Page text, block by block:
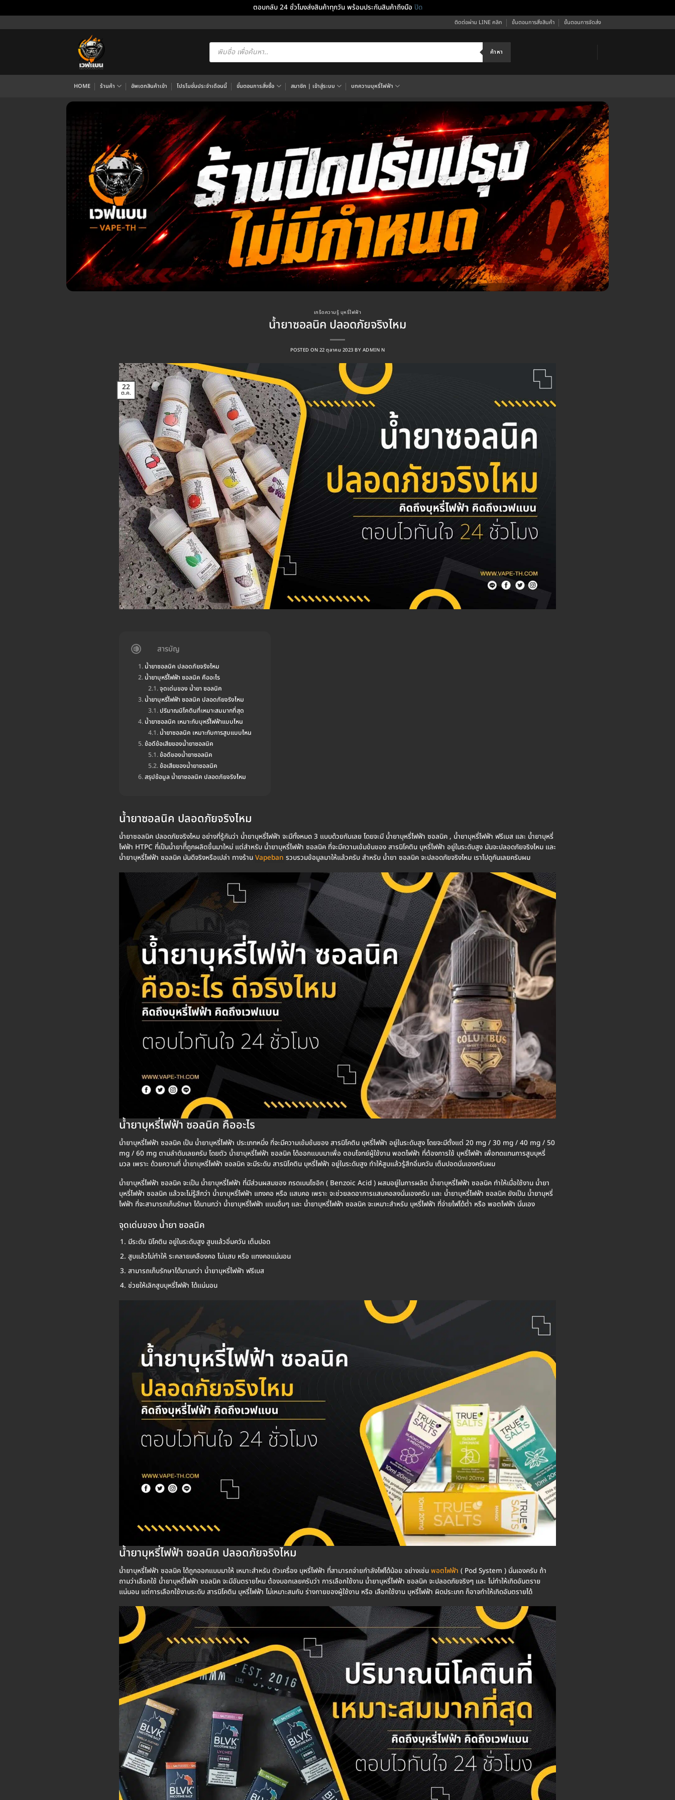
ตอบกลับ 24 ชั่วโมงส่งสินค้าทุกวัน พร้อมประกันสินค้าถึงมือ ปิด
ไป
ติดต่อผ่าน LINE คลิก ขั้นตอนการสั่งสินค้า ขั้นตอนการจัดส่ง
Products
search ค้าหา
HOME ร้านค้า อัพเดทสินค้าเข้า โปรโมชั่นประจำเดือนนี้ ขั้นตอนการสั่งซื้อ สมาชิก | เข้าสู่ระบบ บทความบุหรี่ไฟฟ้า
เกร็ดความรู้ บุหรี่ไฟฟ้า
น้ำยาซอลนิค ปลอดภัยจริงไหม
POSTED ON 22 ตุลาคม 2023 BY ADMIN N
22
ต.ค.
สารบัญ
น้ำยาซอลนิค ปลอดภัยจริงไหม
น้ำยาบุหรี่ไฟฟ้า ซอลนิค คืออะไร
จุดเด่นของ น้ำยา ซอลนิค
น้ำยาบุหรี่ไฟฟ้า ซอลนิค ปลอดภัยจริงไหม
ปริมาณนิโคตินที่เหมาะสมมากที่สุด
น้ำยาซอลนิค เหมาะกับบุหรี่ไฟฟ้าแบบไหน
น้ำยาซอลนิค เหมาะกับการสูบแบบไหน
ข้อดีข้อเสียของน้ำยาซอลนิค
ข้อดีของน้ำยาซอลนิค
ข้อเสียของน้ำยาซอลนิค
สรุปข้อมูล น้ำยาซอลนิค ปลอดภัยจริงไหม
น้ำยาซอลนิค ปลอดภัยจริงไหม
น้ำยาซอลนิค ปลอดภัยจริงไหม อย่างที่รู้กันว่า น้ำยาบุหรี่ไฟฟ้า จะมีทั้งหมด 3 แบบด้วยกันเลย โดยจะมี น้ำยาบุหรี่ไฟฟ้า ซอลนิค , น้ำยาบุหรี่ไฟฟ้า ฟรีเบส และ น้ำยาบุหรี่
ไฟฟ้า HTPC ที่เป็นน้ำยาทีี่ถูกผลิตขึ้นมาใหม่ แต่สำหรับ น้ำยาบุหรี่ไฟฟ้า ซอลนิค ที่จะมีความเข้มข้นของ สารนิโคติน บุหรี่ไฟฟ้า อยู่ในระดับสูง มันจะปลอดภัยจริงไหม และ
น้ำยาบุหรี่ไฟฟ้า ซอลนิค มันดีจริงหรือเปล่า ทางร้าน Vapeban รวบรวมข้อมูลมาให้แล้วครับ สำหรับ น้ำยา ซอลนิค จะปลอดภัยจริงไหม เราไปดูกันเลยครับผม
น้ำยาบุหรี่ไฟฟ้า ซอลนิค คืออะไร
น้ำยาบุหรี่ไฟฟ้า ซอลนิค เป็น น้ำยาบุหรี่ไฟฟ้า ประเภทหนึ่ง ที่จะมีความเข้มข้นของ สารนิโคติน บุหรี่ไฟฟ้า อยู่ในระดับสูง โดยจะมีตั้งแต่ 20 mg / 30 mg / 40 mg / 50
mg / 60 mg ตามลำดับเลยครับ โดยตัว น้ำยาบุหรี่ไฟฟ้า ซอลนิค ได้ออกแบบมาเพื่อ ตอบโจทย์ผู้ใช้งาน พอตไฟฟ้า ที่ต้องการใช้ บุหรี่ไฟฟ้า เพื่อทดแทนการสูบบุหรี่
มวล เพราะ ด้วยความที่ น้ำยาบุหรี่ไฟฟ้า ซอลนิค จะมีระดับ สารนิโคติน บุหรี่ไฟฟ้า อยู่ในระดับสูง ทำให้สูบแล้วรู้สึกอิ่มควัน เต็มปอดนั่นเองครับผม
น้ำยาบุหรี่ไฟฟ้า ซอลนิค จะเป็น น้ำยาบุหรี่ไฟฟ้า ที่มีส่วนผสมของ กรดเบนโซอิก ( Benzoic Acid ) ผสมอยู่ในการผลิต น้ำยาบุหรี่ไฟฟ้า ซอลนิค ทำให้เมื่อใช้งาน น้ำยา
บุหรี่ไฟฟ้า ซอลนิค แล้วจะไม่รู้สึกว่า น้ำยาบุหรี่ไฟฟ้า แทงคอ หรือ แสบคอ เพราะ จะช่วยลดอาการแสบคอลงนั่นเองครับ และ น้ำยาบุหรี่ไฟฟ้า ซอลนิค ยังเป็น น้ำยาบุหรี่
ไฟฟ้า ที่จะสามารถเก็บรักษา ได้นานกว่า น้ำยาบุหรี่ไฟฟ้า แบบอื่นๆ และ น้ำยาบุหรี่ไฟฟ้า ซอลนิค จะเหมาะสำหรับ บุหรี่ไฟฟ้า ที่จ่ายไฟได้ต่ำ หรือ พอตไฟฟ้า นั่นเอง
จุดเด่นของ น้ำยา ซอลนิค
มีระดับ นิโคติน อยู่ในระดับสูง สูบแล้วอิ่มควัน เต็มปอด
สูบแล้วไม่ทำให้ ระคลายเคลืองคอ ไม่แสบ หรือ แทงคอแน่นอน
สามารถเก็บรักษาได้นานกว่า น้ำยาบุหรี่ไฟฟ้า ฟรีเบส
ช่วยให้เลิกสูบบุหรี่ไฟฟ้า ได้แน่นอน
น้ำยาบุหรี่ไฟฟ้า ซอลนิค ปลอดภัยจริงไหม
น้ำยาบุหรี่ไฟฟ้า ซอลนิค ได้ถูกออกแบบมาให้ เหมาะสำหรับ ตัวเครื่อง บุหรี่ไฟฟ้า ที่สามารถจ่ายกำลังไฟได้น้อย อย่างเช่น พอตไฟฟ้า ( Pod System ) นั่นเองครับ ถ้า
ถามว่าเลือกใช้ น้ำยาบุหรี่ไฟฟ้า ซอลนิค จะมีอันตรายไหม ต้องบอกเลยครับว่า การเลือกใช้งาน น้ำยาบุหรี่ไฟฟ้า ซอลนิค จะปลอดภัยจริงๆ และ ไม่ทำให้เกิดอันตราย
แน่นอน แต่การเลือกใช้งานระดับ สารนิโคติน บุหรี่ไฟฟ้า ไม่เหมาะสมกับ ร่างกายของผู้ใช้งาน หรือ เลือกใช้งาน บุหรี่ไฟฟ้า ผิดประเภท ก็อาจทำให้เกิดอันตรายได้